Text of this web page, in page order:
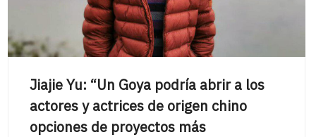
Jiajie Yu: “Un Goya podría abrir a los
actores y actrices de origen chino
opciones de proyectos más